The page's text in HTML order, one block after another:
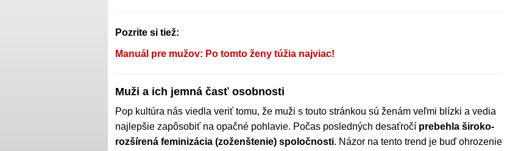
Pozrite si tiež:
Manuál pre mužov: Po tomto ženy túžia najviac!
Muži a ich jemná časť osobnosti
Pop kultúra nás viedla veriť tomu, že muži s touto stránkou sú ženám veľmi blízki a vedia
najlepšie zapôsobiť na opačné pohlavie. Počas posledných desaťročí prebehla široko-
rozšírená feminizácia (zoženštenie) spoločnosti. Názor na tento trend je buď ohrozenie